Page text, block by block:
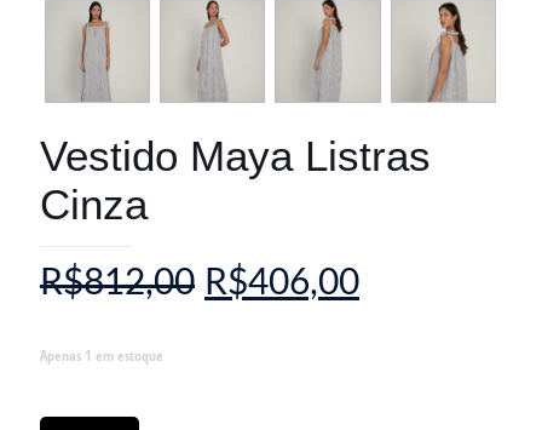
Vestido Maya Listras
Cinza
R$812,00 R$406,00
Apenas 1 em estoque